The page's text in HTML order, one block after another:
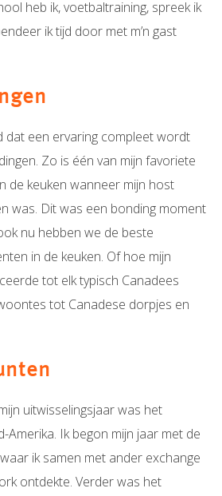
heb ik, voetbaltraining, spreek ik
ik tijd door met m’n gast
dat een ervaring compleet wordt
Zo is één van mijn favoriete
de keuken wanneer mijn host
was. Dit was een bonding moment
nu hebben we de beste
in de keuken. Of hoe mijn
tot elk typisch Canadees
tot Canadese dorpjes en
uitwisselingsjaar was het
Ik begon mijn jaar met de
ik samen met ander exchange
ontdekte. Verder was het